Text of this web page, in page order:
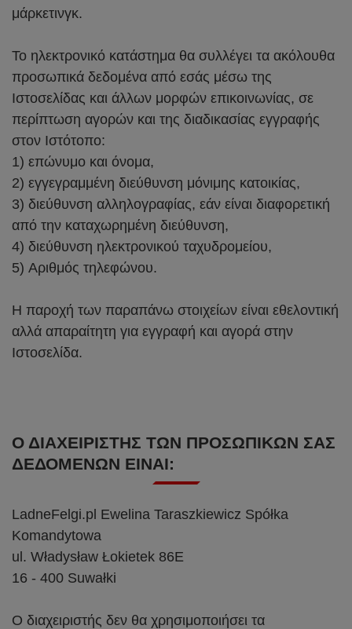
μάρκετινγκ.
Το ηλεκτρονικό κατάστημα θα συλλέγει τα ακόλουθα
προσωπικά δεδομένα από εσάς μέσω της
Ιστοσελίδας και άλλων μορφών επικοινωνίας, σε
περίπτωση αγορών και της διαδικασίας εγγραφής
στον Ιστότοπο:
1) επώνυμο και όνομα,
2) εγγεγραμμένη διεύθυνση μόνιμης κατοικίας,
3) διεύθυνση αλληλογραφίας, εάν είναι διαφορετική
από την καταχωρημένη διεύθυνση,
4) διεύθυνση ηλεκτρονικού ταχυδρομείου,
5) Αριθμός τηλεφώνου.
Η παροχή των παραπάνω στοιχείων είναι εθελοντική
αλλά απαραίτητη για εγγραφή και αγορά στην
Ιστοσελίδα.
Ο ΔΙΑΧΕΙΡΙΣΤΉΣ ΤΩΝ ΠΡΟΣΩΠΙΚΏΝ ΣΑΣ
ΔΕΔΟΜΈΝΩΝ ΕΊΝΑΙ:
LadneFelgi.pl Ewelina Taraszkiewicz Spółka
Komandytowa
ul. Władysław Łokietek 86E
16 - 400 Suwałki
Ο διαχειριστής δεν θα χρησιμοποιήσει τα